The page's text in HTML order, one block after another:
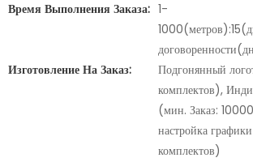
Время Выполнения Заказа: 1-
Изготовление На Заказ:
Подгонянный
комплектов),
(мин. Заказ:
настройка
комплектов)